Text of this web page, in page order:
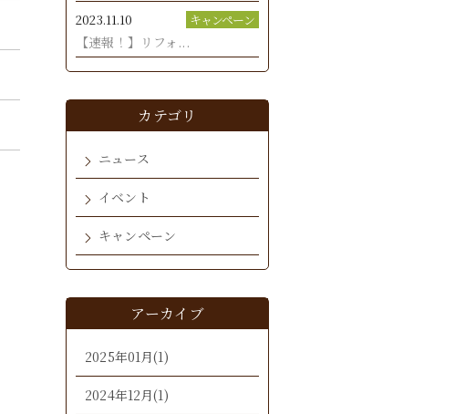
2023.11.10 キャンペーン
【速報！】リフォ...
カテゴリ
ニュース
イベント
キャンペーン
アーカイブ
2025年01月(1)
2024年12月(1)